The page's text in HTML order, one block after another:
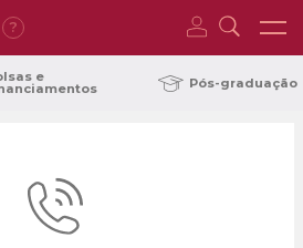
?
e Pós-graduação